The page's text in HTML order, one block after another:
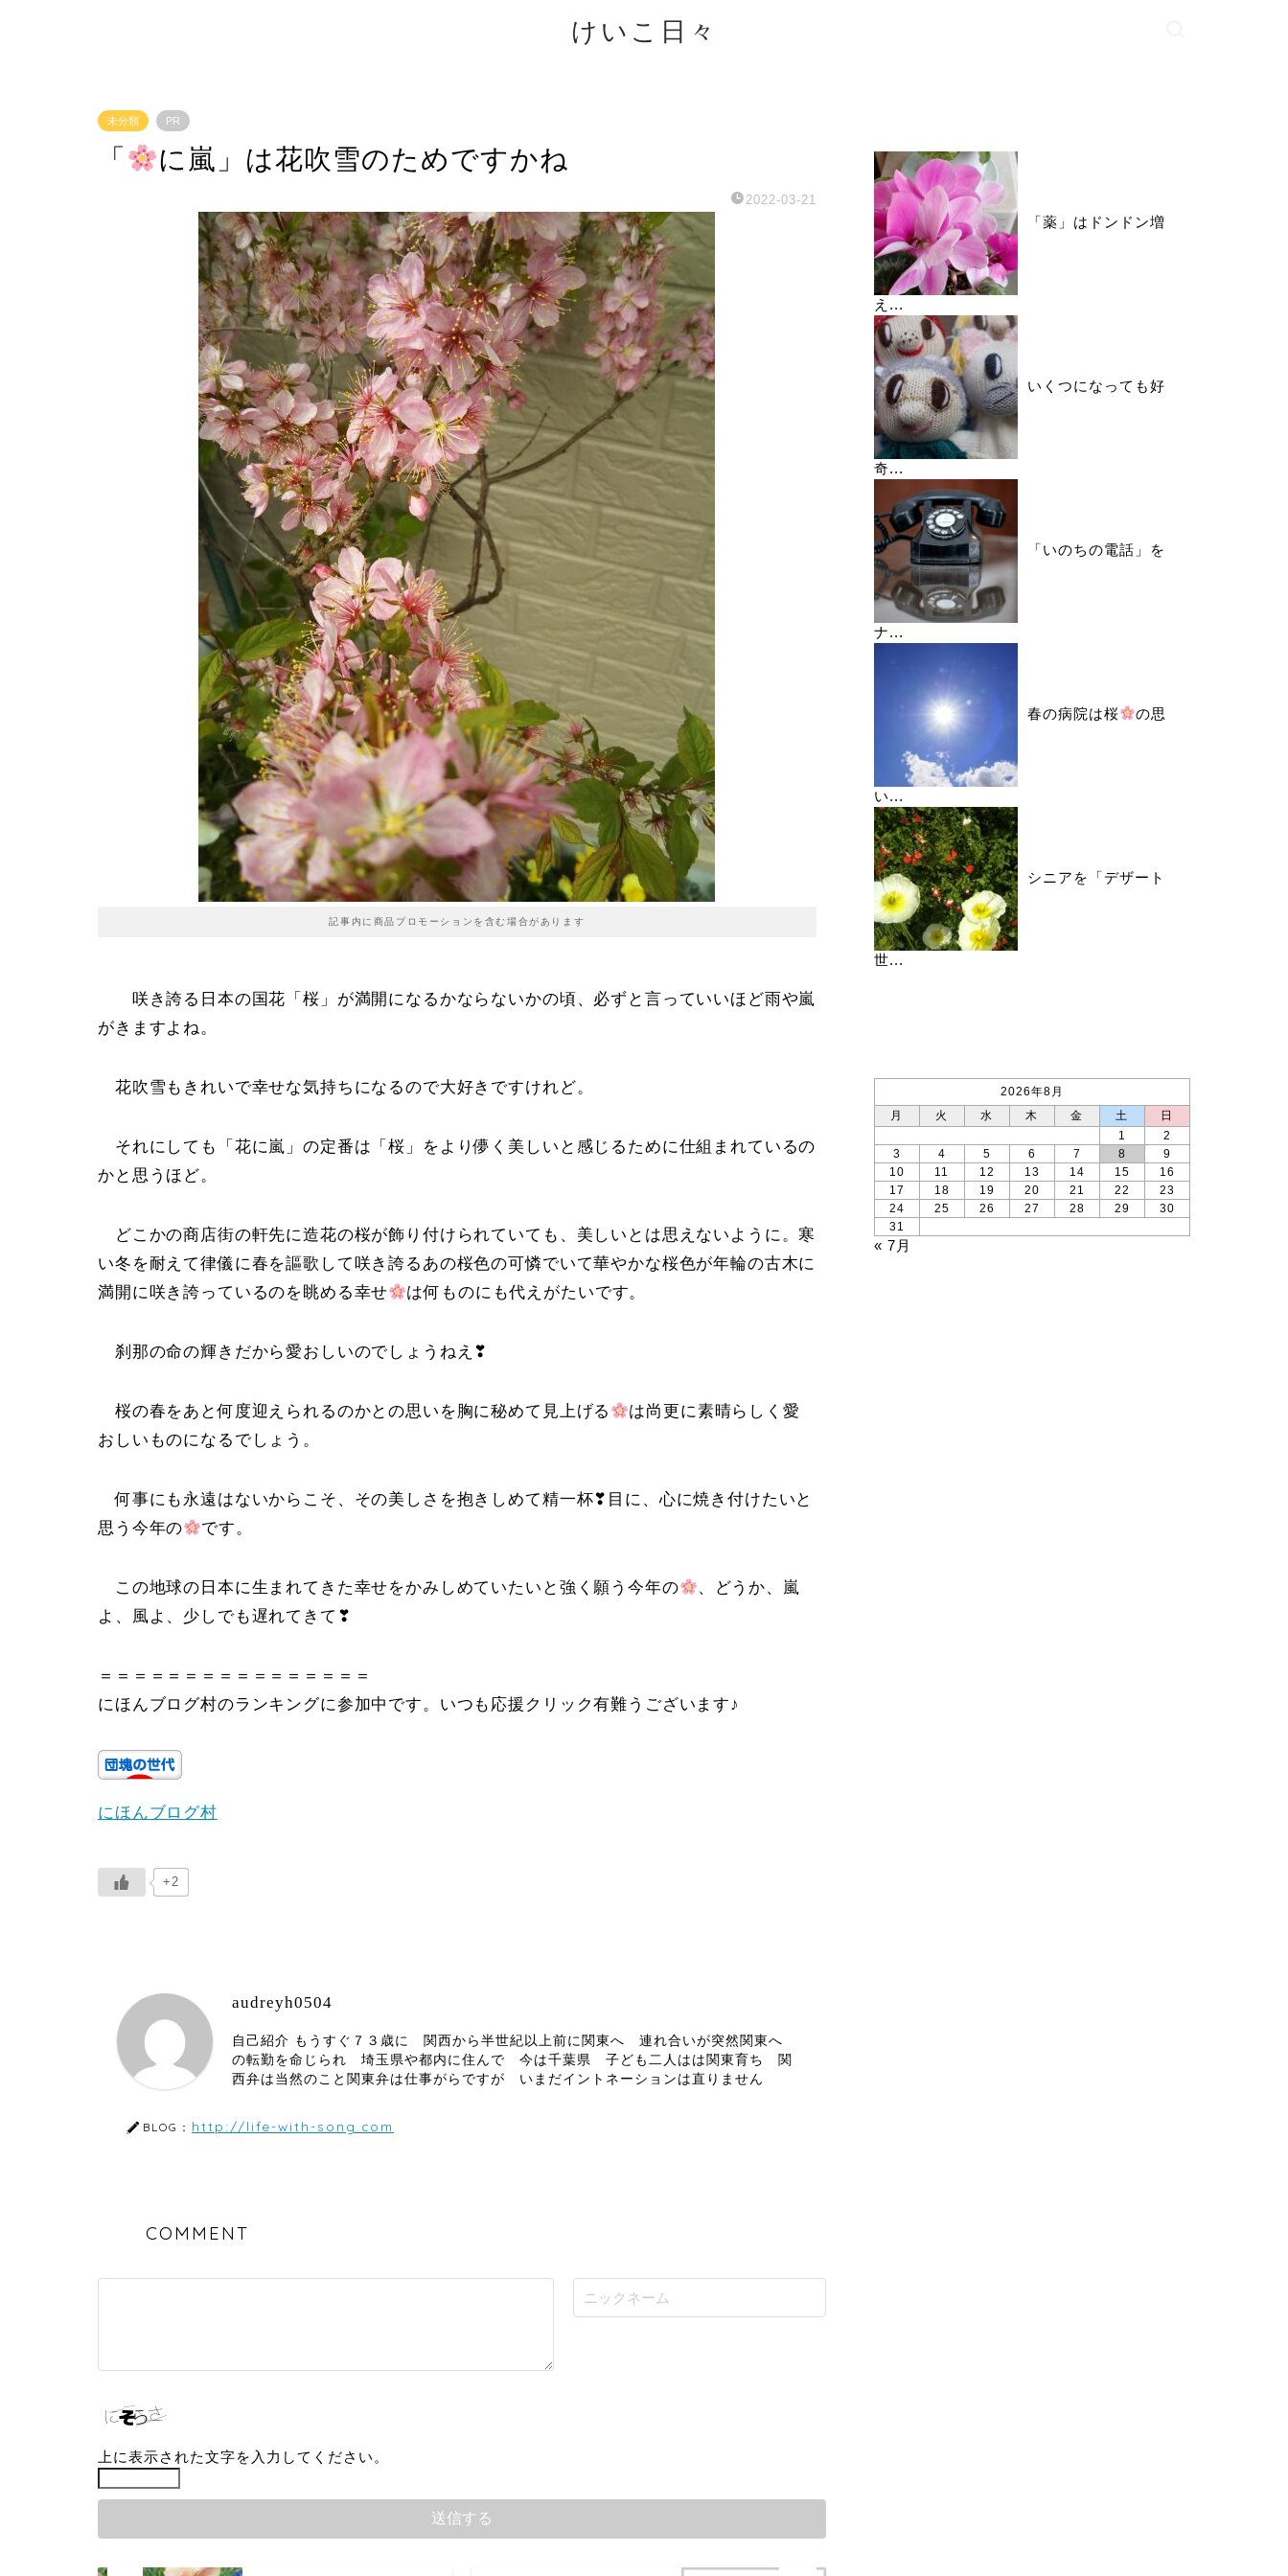
けいこ日々
未分類 PR
「 に嵐」は花吹雪のためですかね
2022-03-21
記事内に商品プロモーションを含む場合があります
咲き誇る日本の国花「桜」が満開になるかならないかの頃、必ずと言っていいほど雨や嵐
がきますよね。
花吹雪もきれいで幸せな気持ちになるので大好きですけれど。
それにしても「花に嵐」の定番は「桜」をより儚く美しいと感じるために仕組まれているの
かと思うほど。
どこかの商店街の軒先に造花の桜が飾り付けられていても、美しいとは思えないように。寒
い冬を耐えて律儀に春を謳歌して咲き誇るあの桜色の可憐でいて華やかな桜色が年輪の古木に
満開に咲き誇っているのを眺める幸せ
は何ものにも代えがたいです。
刹那の命の輝きだから愛おしいのでしょうねえ❣
桜の春をあと何度迎えられるのかとの思いを胸に秘めて見上げる
は尚更に素晴らしく愛
おしいものになるでしょう。
何事にも永遠はないからこそ、その美しさを抱きしめて精一杯❣目に、心に焼き付けたいと
思う今年の
です。
この地球の日本に生まれてきた幸せをかみしめていたいと強く願う今年の
、どうか、嵐
よ、風よ、少しでも遅れてきて❣
＝＝＝＝＝＝＝＝＝＝＝＝＝＝＝＝
にほんブログ村のランキングに参加中です。いつも応援クリック有難うございます♪
にほんブログ村
+2
audreyh0504
自己紹介 もうすぐ７３歳に 関西から半世紀以上前に関東へ 連れ合いが突然関東へ
の転勤を命じられ 埼玉県や都内に住んで 今は千葉県 子ども二人はは関東育ち 関
西弁は当然のこと関東弁は仕事がらですが いまだイントネーションは直りません
BLOG： http://life-with-song.com
COMMENT
上に表示された文字を入力してください。
「薬」はドンドン増
え...
いくつになっても好
奇...
「いのちの電話」を
ナ...
春の病院は桜 の思
い...
シニアを「デザート
世...
2026年8月
月
火 水 木 金 土
日
1
2
3
4 5 6 7 8
9
10
11 12 13 14 15
16
17
18 19 20 21 22
23
24
25 26 27 28 29
30
31
« 7月